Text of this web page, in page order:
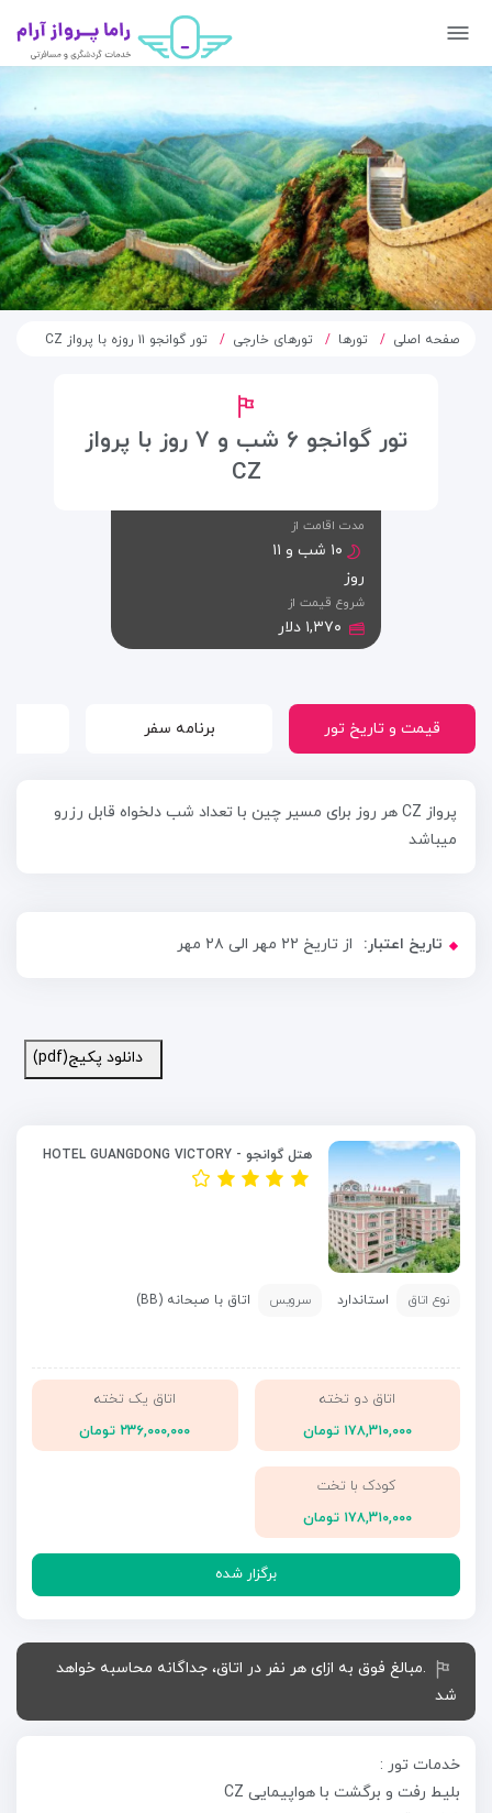
صفحه اصلی تورها تورهای خارجی تور گوانجو ۱۱ روزه با پرواز CZ
تور گوانجو ۶ شب و ۷ روز با پرواز
CZ
مدت اقامت از
۱۰ شب و ۱۱
روز
شروع قیمت از
۱,۳۷۰ دلار
قیمت و تاریخ تور برنامه سفر
پرواز CZ هر روز برای مسیر چین با تعداد شب دلخواه قابل رزرو
میباشد
تاریخ اعتبار: از تاریخ ۲۲ مهر الی ۲۸ مهر
دانلود پکیج(pdf)
هتل گوانجو - HOTEL GUANGDONG VICTORY
نوع اتاق استاندارد سرویس اتاق با صبحانه (BB)
اتاق دو تخته
۱۷۸,۳۱۰,۰۰۰ تومان
اتاق یک تخته
۲۳۶,۰۰۰,۰۰۰ تومان
کودک با تخت
۱۷۸,۳۱۰,۰۰۰ تومان
برگزار شده
.مبالغ فوق به ازای هر نفر در اتاق، جداگانه محاسبه خواهد
شد
خدمات تور :
بلیط رفت و برگشت با هواپیمایی CZ